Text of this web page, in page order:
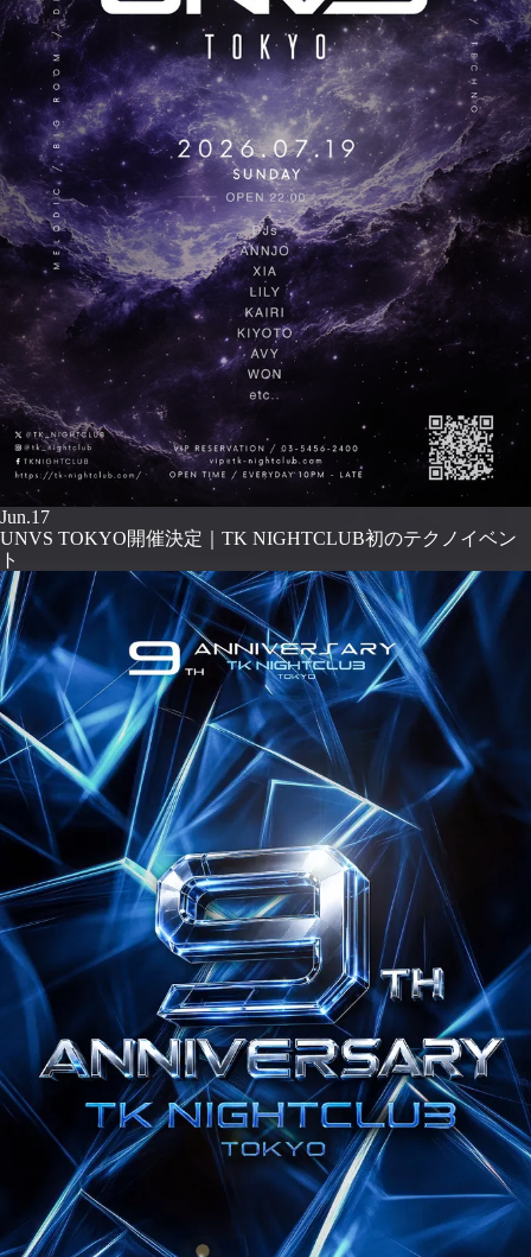
Jun.17
UNVS TOKYO開催決定｜TK NIGHTCLUB初のテクノイベン
ト